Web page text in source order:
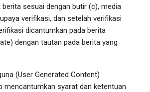
sesuai dengan butir (c), media
verifikasi, dan setelah verifikasi
dicantumkan pada berita
dengan tautan pada berita yang
(User Generated Content)
mencantumkan syarat dan ketentuan